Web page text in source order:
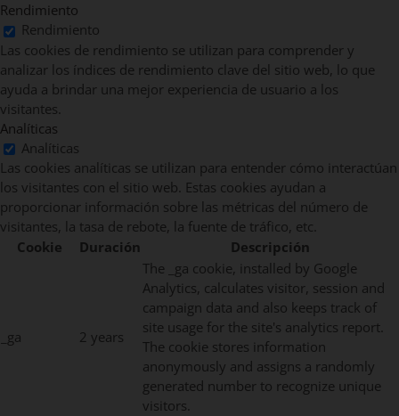
Rendimiento
Rendimiento
Las cookies de rendimiento se utilizan para comprender y
analizar los índices de rendimiento clave del sitio web, lo que
ayuda a brindar una mejor experiencia de usuario a los
visitantes.
Analíticas
Analíticas
Las cookies analíticas se utilizan para entender cómo interactúan
los visitantes con el sitio web. Estas cookies ayudan a
proporcionar información sobre las métricas del número de
visitantes, la tasa de rebote, la fuente de tráfico, etc.
Cookie
Duración Descripción
_ga 2 years
The _ga cookie, installed by Google
Analytics, calculates visitor, session and
campaign data and also keeps track of
site usage for the site's analytics report.
The cookie stores information
anonymously and assigns a randomly
generated number to recognize unique
visitors.